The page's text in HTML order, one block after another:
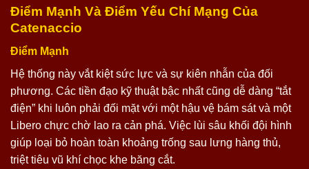
Điểm Mạnh Và Điểm Yếu Chí Mạng Của
Catenaccio
Điểm Mạnh
Hệ thống này vắt kiệt sức lực và sự kiên nhẫn của đối
phương. Các tiền đạo kỹ thuật bậc nhất cũng dễ dàng “tắt
điện” khi luôn phải đối mặt với một hậu vệ bám sát và một
Libero chực chờ lao ra cản phá. Việc lùi sâu khối đội hình
giúp loại bỏ hoàn toàn khoảng trống sau lưng hàng thủ,
triệt tiêu vũ khí chọc khe băng cắt.